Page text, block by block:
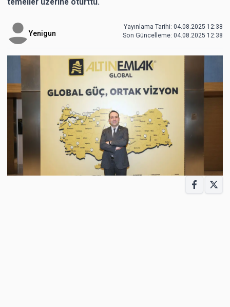
Yenigun
Yayınlama Tarihi: 04.08.2025 12:38
Son Güncelleme: 04.08.2025 12:38